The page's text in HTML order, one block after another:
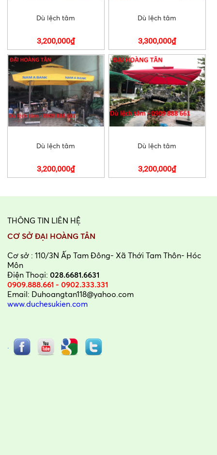
Dù lệch tâm
3,200,000₫
Dù lệch tâm
3,300,000₫
Dù lệch tâm
3,200,000₫
Dù lệch tâm
3,200,000₫
THÔNG TIN LIÊN HỆ
CƠ SỞ ĐẠI HOÀNG TÂN
Cơ sở : 110/3N Ấp Tam Đông- Xã Thới Tam Thôn- Hóc
Môn
Điện Thoại: 028.6681.6631
0909.888.661 - 0902.333.331
Email: Duhoangtan118@yahoo.com
www.duchesukien.com
.